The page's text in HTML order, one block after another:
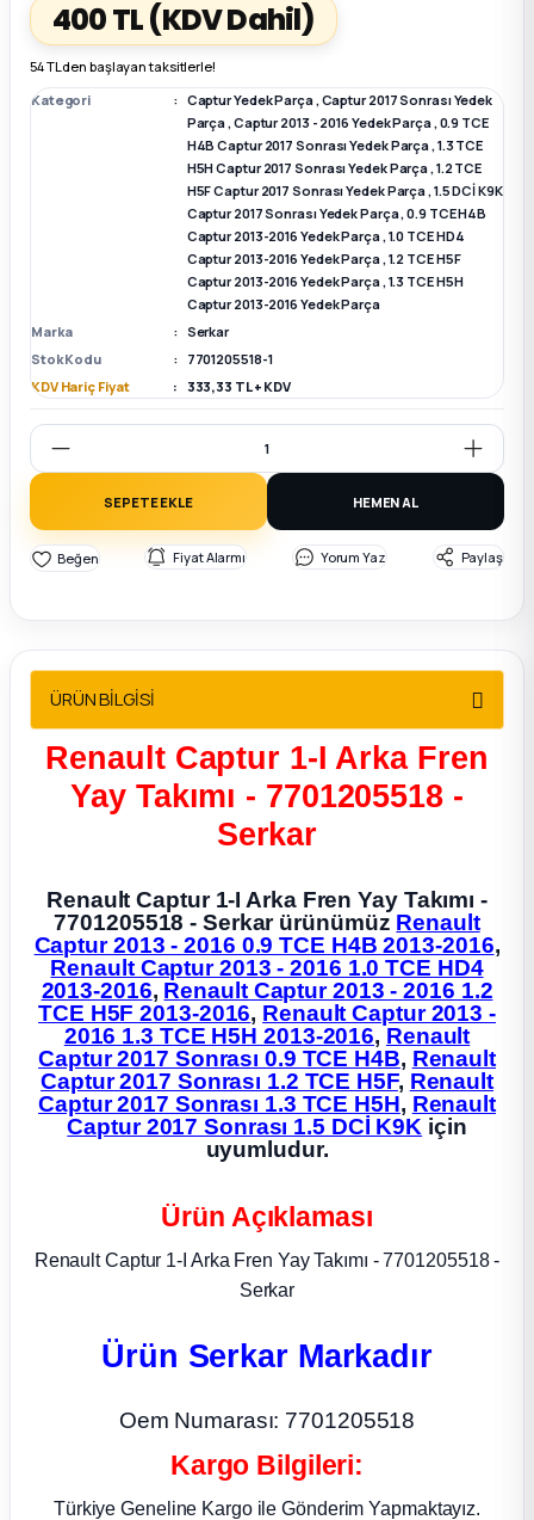
Parça
Parça
Sedan
Parça
Parça
400 TL(KDV Dahil)
54 TL den başlayan taksitlerle!
Kategori
Captur Yedek Parça,Captur 2017 Sonrası Yedek
Parça,Captur 2013 - 2016 Yedek Parça,0.9 TCE
H4B Captur 2017 Sonrası Yedek Parça,1.3 TCE
H5H Captur 2017 Sonrası Yedek Parça,1.2 TCE
H5F Captur 2017 Sonrası Yedek Parça,1.5 DCİ K9K
Captur 2017 Sonrası Yedek Parça,0.9 TCE H4B
Captur 2013-2016 Yedek Parça,1.0 TCE HD4
Captur 2013-2016 Yedek Parça,1.2 TCE H5F
Captur 2013-2016 Yedek Parça,1.3 TCE H5H
Captur 2013-2016 Yedek Parça
Marka
Serkar
Stok Kodu
7701205518-1
KDV Hariç Fiyat
333,33 TL + KDV
SEPETE EKLE HEMEN AL
Fiyat Alarmı Yorum Yaz Paylaş
ÜRÜN BİLGİSİ
Renault Captur 1-I Arka Fren
Yay Takımı - 7701205518 -
Serkar
Renault Captur 1-I Arka Fren Yay Takımı -
7701205518 - Serkar ürünümüz Renault
Captur 2013 - 2016 0.9 TCE H4B 2013-2016,
Renault Captur 2013 - 2016 1.0 TCE HD4
2013-2016, Renault Captur 2013 - 2016 1.2
TCE H5F 2013-2016, Renault Captur 2013 -
2016 1.3 TCE H5H 2013-2016, Renault
Captur 2017 Sonrası 0.9 TCE H4B, Renault
Captur 2017 Sonrası 1.2 TCE H5F, Renault
Captur 2017 Sonrası 1.3 TCE H5H, Renault
Captur 2017 Sonrası 1.5 DCİ K9K için
uyumludur.
Ürün Açıklaması
Renault Captur 1-I Arka Fren Yay Takımı - 7701205518 -
Serkar
Ürün Serkar Markadır
Oem Numarası: 7701205518
Kargo Bilgileri:
Türkiye Geneline Kargo ile Gönderim Yapmaktayız.